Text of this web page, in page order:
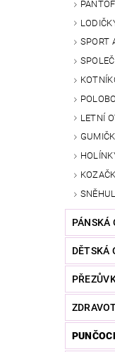
SPORT
LETNÍ
PÁNSKÁ
DĚTSKÁ